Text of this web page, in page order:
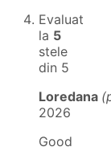
Evaluat
la 5
stele
din 5
Loredana
2026
Good